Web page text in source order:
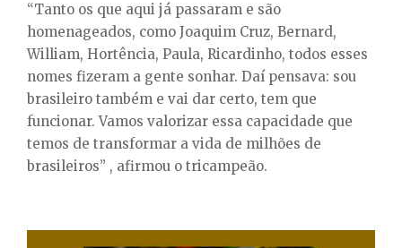
“Tanto os que aqui já passaram e são
homenageados, como Joaquim Cruz, Bernard,
William, Hortência, Paula, Ricardinho, todos esses
nomes fizeram a gente sonhar. Daí pensava: sou
brasileiro também e vai dar certo, tem que
funcionar. Vamos valorizar essa capacidade que
temos de transformar a vida de milhões de
brasileiros” , afirmou o tricampeão.